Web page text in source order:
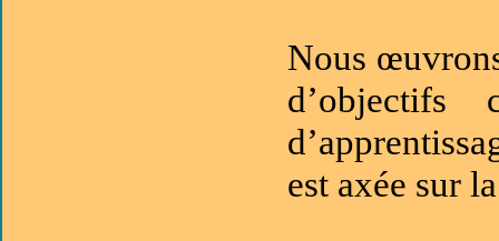
Nous
d’objectifs
est axée sur